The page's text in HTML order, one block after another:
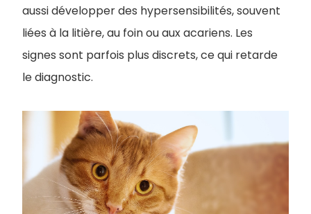
aussi développer des hypersensibilités, souvent
liées à la litière, au foin ou aux acariens. Les
signes sont parfois plus discrets, ce qui retarde
le diagnostic.